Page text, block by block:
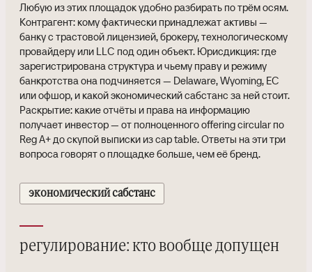
Любую из этих площадок удобно разбирать по трём осям.
Контрагент: кому фактически принадлежат активы —
банку с трастовой лицензией, брокеру, технологическому
провайдеру или LLC под один объект. Юрисдикция: где
зарегистрирована структура и чьему праву и режиму
банкротства она подчиняется — Delaware, Wyoming, ЕС
или офшор, и какой экономический сабстанс за ней стоит.
Раскрытие: какие отчёты и права на информацию
получает инвестор — от полноценного offering circular по
Reg A+ до скупой выписки из cap table. Ответы на эти три
вопроса говорят о площадке больше, чем её бренд.
экономический сабстанс
регулирование: кто вообще допущен